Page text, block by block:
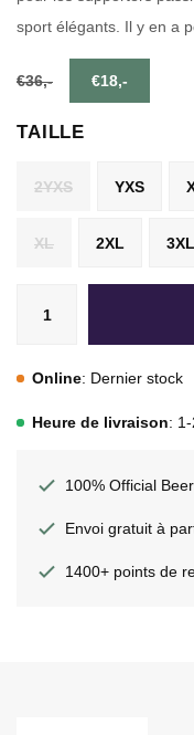
sport élégants. Il y en a
€36,- €18,-
TAILLE
XL 2XL 3XL
YXS
2YXS
Online: Dernier stock
Heure de livraison:
100% Official
Envoi gratuit à
1400+ points de